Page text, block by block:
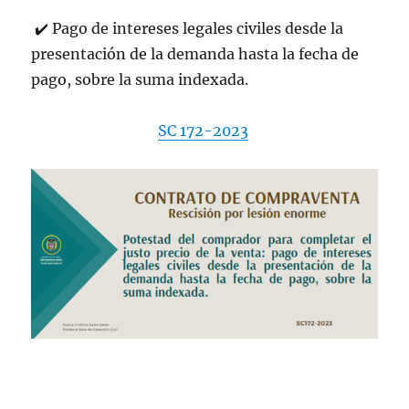
✔ ️Pago de intereses legales civiles desde la
presentación de la demanda hasta la fecha de
pago, sobre la suma indexada.
SC 172-2023